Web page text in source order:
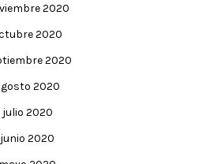
2020
2020
2020
2020
julio 2020
junio 2020